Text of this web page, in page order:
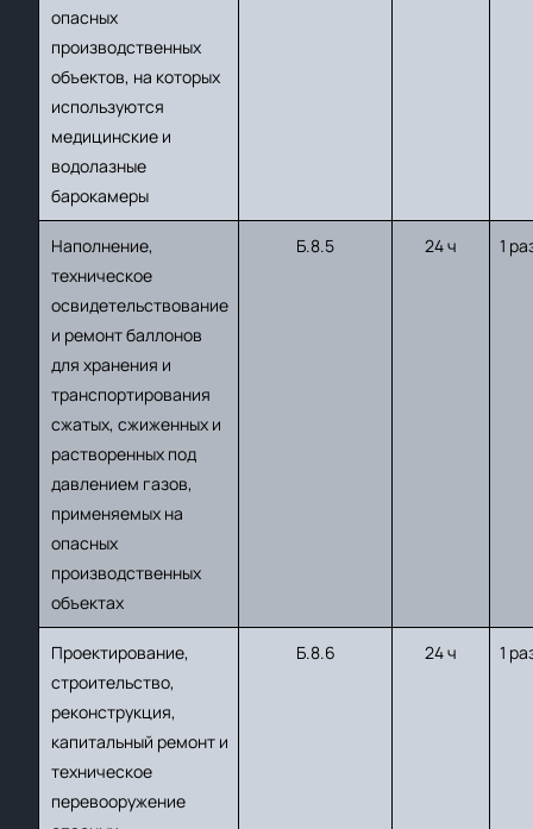
опасных
производственных
объектов, на которых
используются
медицинские и
водолазные
барокамеры
Наполнение,
техническое
освидетельствование
и ремонт баллонов
для хранения и
транспортирования
сжатых, сжиженных и
растворенных под
давлением газов,
применяемых на
опасных
производственных
объектах
Б.8.5 24 ч 1
Проектирование,
строительство,
реконструкция,
капитальный ремонт и
техническое
перевооружение
Б.8.6 24 ч 1